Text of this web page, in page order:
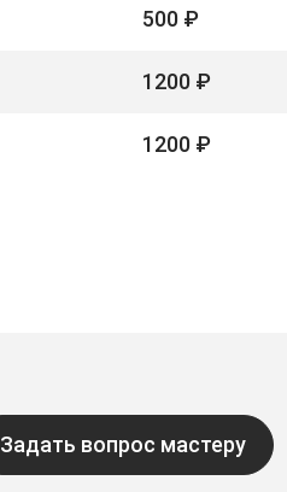
500 ₽
1200 ₽
1200 ₽
Задать вопрос мастеру